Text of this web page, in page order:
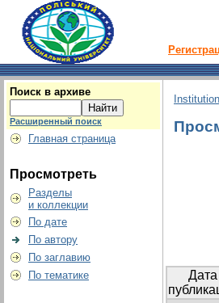
Поиск в архиве
Расширенный поиск
Главная страница
Просмотреть
Разделы
и коллекции
По дате
По автору
По заглавию
По тематике
Дата